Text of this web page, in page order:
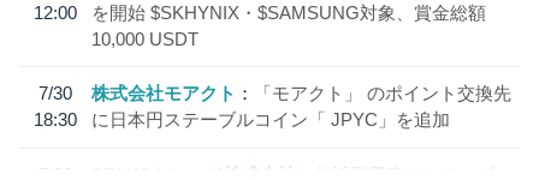
12:00
を開始 $SKHYNIX・$SAMSUNG対象、賞金総額
10,000 USDT
7/30
18:30
株式会社モアクト
「モアクト」 のポイント交換先
に日本円ステーブルコイン「 JPYC」を追加
7/29
SBI VCトレード株式会社
信託型円建てステーブル